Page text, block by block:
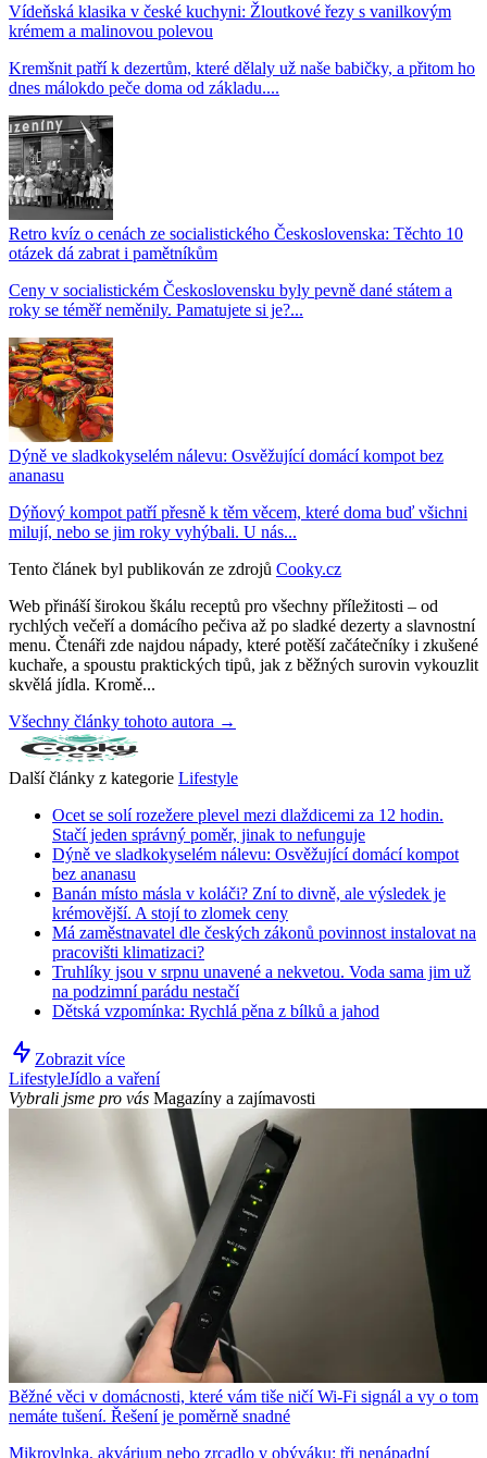
Vídeňská klasika v české kuchyni: Žloutkové řezy s vanilkovým
krémem a malinovou polevou
Kremšnit patří k dezertům, které dělaly už naše babičky, a přitom ho
dnes málokdo peče doma od základu....
Retro kvíz o cenách ze socialistického Československa: Těchto 10
otázek dá zabrat i pamětníkům
Ceny v socialistickém Československu byly pevně dané státem a
roky se téměř neměnily. Pamatujete si je?...
Dýně ve sladkokyselém nálevu: Osvěžující domácí kompot bez
ananasu
Dýňový kompot patří přesně k těm věcem, které doma buď všichni
milují, nebo se jim roky vyhýbali. U nás...
Tento článek byl publikován ze zdrojů Cooky.cz
Web přináší širokou škálu receptů pro všechny příležitosti – od
rychlých večeří a domácího pečiva až po sladké dezerty a slavnostní
menu. Čtenáři zde najdou nápady, které potěší začátečníky i zkušené
kuchaře, a spoustu praktických tipů, jak z běžných surovin vykouzlit
skvělá jídla. Kromě...
Všechny články tohoto autora →
Další články z kategorie Lifestyle
Ocet se solí rozežere plevel mezi dlaždicemi za 12 hodin.
Stačí jeden správný poměr, jinak to nefunguje
Dýně ve sladkokyselém nálevu: Osvěžující domácí kompot
bez ananasu
Banán místo másla v koláči? Zní to divně, ale výsledek je
krémovější. A stojí to zlomek ceny
Má zaměstnavatel dle českých zákonů povinnost instalovat na
pracovišti klimatizaci?
Truhlíky jsou v srpnu unavené a nekvetou. Voda sama jim už
na podzimní parádu nestačí
Dětská vzpomínka: Rychlá pěna z bílků a jahod
Zobrazit více
LifestyleJídlo a vaření
Vybrali jsme pro vás Magazíny a zajímavosti
Běžné věci v domácnosti, které vám tiše ničí Wi-Fi signál a vy o tom
nemáte tušení. Řešení je poměrně snadné
Mikrovlnka, akvárium nebo zrcadlo v obýváku: tři nenápadní